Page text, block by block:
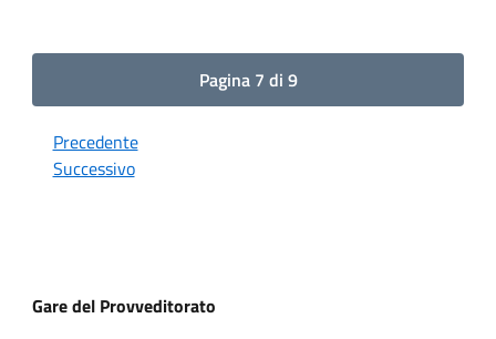
Pagina 7 di 9
Precedente
Successivo
Gare del Provveditorato